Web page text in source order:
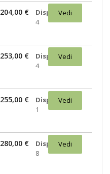
204,00 €
Disponibili:
4
Vedi
253,00 €
Disponibili:
4
Vedi
255,00 €
Disponibili:
1
Vedi
280,00 €
Disponibili:
8
Vedi